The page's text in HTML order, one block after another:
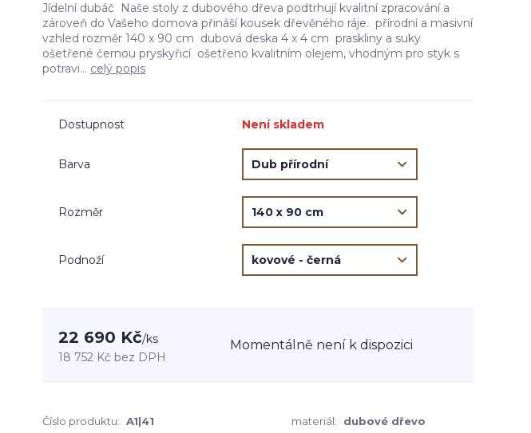
Jídelní dubáč Naše stoly z dubového dřeva podtrhují kvalitní zpracování a
zároveň do Vašeho domova přináší kousek dřevěného ráje. přírodní a masivní
vzhled rozměr 140 x 90 cm dubová deska 4 x 4 cm praskliny a suky
ošetřené černou pryskyřicí ošetřeno kvalitním olejem, vhodným pro styk s
potravi... celý popis
Dostupnost Není skladem
Barva
Rozměr
Podnoží
22 690 Kč/ks
18 752 Kč bez DPH
Momentálně není k dispozici
Číslo produktu: A1|41 materiál:
dubové dřevo